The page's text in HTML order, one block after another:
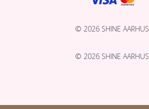
© 2026 SHINE AARHUS
© 2026 SHINE AARHUS